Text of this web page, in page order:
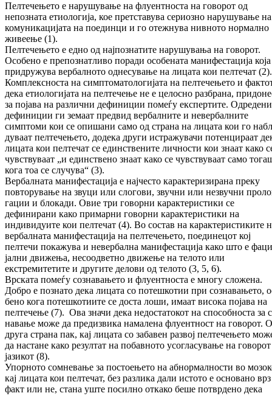
Пелтечењето е нарушување на флуентноста на говорот од
непозната етиологија, кое прет­ставува сериозно нарушување на
ко­му­ни­ка­цијата на поединци и го отежнува нив­но­то нормално
живеење (1).
Пелтечењето е едно од најпознатите на­ру­шу­ва­ња на говорот.
Особено е пре­поз­нат­ли­во поради особената манифестација
придружува вербалното однесување на ли­ца­та кои пелтечат (2).
Комплексноста на симп­томатологијата на пелтечењето и
дека етиологијата на пелтечење не е це­лос­но разбрана,
за појава на раз­лич­ни дефиниции помеѓу експертите. Од­ре­де­ни
дефиниции ги земаат предвид вер­бал­ни­те и невербалните
симптоми кои се опи­ша­ни само од страна на лицата кои го
д­уваат пелтечењето, додека други ис­тра­жу­вачи потенцираат
лицата кои пел­те­чат се единствените личности кои знаат како
чувствуваат „и единствено знаат ка­ко се чув­ствуваат само
кога тоа се случува“ (3).
Вербалната манифестација е најчесто ка­рак­теризирана преку
повторување на звуци или слогови, звучни или незвучни
га­ции и блокади. Овие три говорни ­ка­рак­те­рис­тики се
дефинирани како примарни го­вор­ни карактеристики на
индивидуите кои пел­течат (4). Во состав на карактеристиките
вербалната манифестација на пел­те­че­ње­то, поединецот кој
пелтечи покажува и не­вер­бална манифестација како што е
јал­ни движења, несоодветно движење на тело­то или
екстремитетите и другите де­ло­ви од телото (3, 5, 6).
Врс­ката помеѓу сознавањето и флуентноста е многу сложена.
Добро е познато дека ли­ца­та со потешкотии при сознавањето,
бе­но кога потешкотиите се доста лоши, има­ат висока појава на
пелтечење (7). Ова зна­чи дека недостатокот на способноста за
навање може да предизвика намалена флуен­тност на говорот.
друга страна пак, кај лицата со забавен развој пел­те­че­ње­то
да настане како резултат на по­бав­но­то усогласување на
јазикот (8).
Упорното сомневање за постоењето на аб­нор­малности во
кај лицата кои пел­те­чат, без разлика дали истoто е основано врз
факт или не, стана уште посилно откако бе­ше потврдено дека